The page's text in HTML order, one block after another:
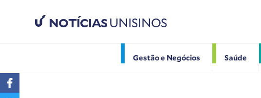
NOTÍCIASUNISINOS
Gestão e Negócios Saúde